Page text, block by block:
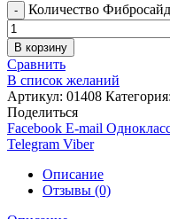
Количество
В корзину
Сравнить
В список желаний
Артикул: 01408 Категория:
Поделиться
Facebook E-mail
Telegram Viber
Описание
Отзывы (0)